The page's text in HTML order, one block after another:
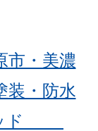
市・美濃
装・防水
ッド